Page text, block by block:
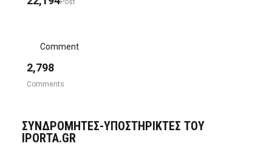
Comment
2,798
Comments
ΣΥΝΔΡΟΜΗΤΈΣ-ΥΠΟΣΤΗΡΙΚΤΈΣ ΤΟΥ
IPORTA.GR